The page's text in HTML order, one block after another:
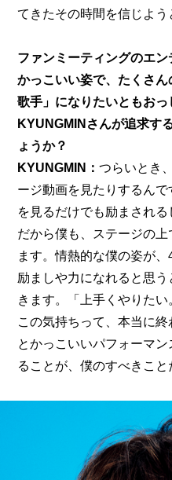
てきたその時間を信じよう
ファンミーティングのエ
かっこいい姿で、たくさ
歌手」になりたいともおっ
KYUNGMINさんが追求す
ょうか？
KYUNGMIN：つらいとき
ージ動画を見たりするん
を見るだけでも励まされる
だから僕も、ステージの
ます。情熱的な僕の姿が
励ましや力になれると思
きます。「上手くやりたい
この気持ちって、本当に
とかっこいいパフォーマ
ることが、僕のすべきこと